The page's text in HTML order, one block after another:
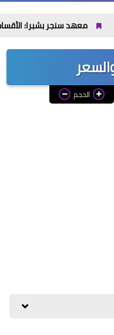
بشبرا: الأقسام والتنسيق والفرص
الحجم